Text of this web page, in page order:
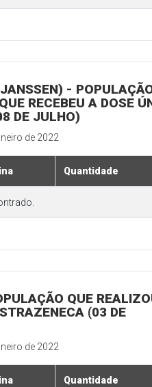
-
RECEBEU A DOSE
DE JULHO)
de 2022
Quantidade
QUE
(03 DE
de 2022
Quantidade